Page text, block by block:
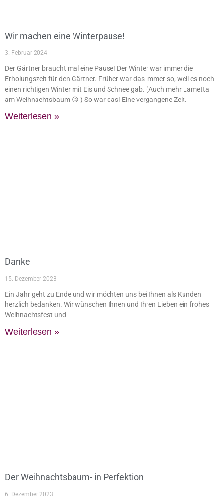
Wir machen eine Winterpause!
3. Februar 2024
Der Gärtner braucht mal eine Pause! Der Winter war immer die
Erholungszeit für den Gärtner. Früher war das immer so, weil es noch
einen richtigen Winter mit Eis und Schnee gab. (Auch mehr Lametta
am Weihnachtsbaum 😉 ) So war das! Eine vergangene Zeit.
Weiterlesen »
Danke
15. Dezember 2023
Ein Jahr geht zu Ende und wir möchten uns bei Ihnen als Kunden
herzlich bedanken. Wir wünschen Ihnen und Ihren Lieben ein frohes
Weihnachtsfest und
Weiterlesen »
Der Weihnachtsbaum- in Perfektion
6. Dezember 2023